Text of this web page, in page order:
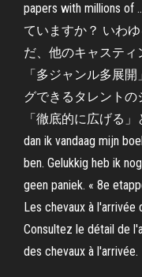
papers with millions
ていますか？ いわ
だ、他のキャスティ
「多ジャンル多展
グできるタレントの
「徹底的に広げる
dan ik vandaag mijn
ben. Gelukkig heb ik
geen paniek. « 8e
Les chevaux à l'arrivée
Consultez le détail de
des chevaux à l'arrivée.